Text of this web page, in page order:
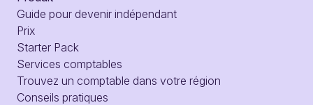
Guide pour devenir indépendant
Prix
Starter Pack
Services comptables
Trouvez un comptable dans votre région
Conseils pratiques